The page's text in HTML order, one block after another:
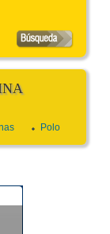
Polo